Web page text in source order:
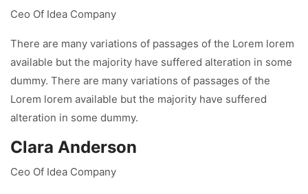
Ceo Of Idea Company
There are many variations of passages of the Lorem lorem
available but the majority have suffered alteration in some
dummy. There are many variations of passages of the
Lorem lorem available but the majority have suffered
alteration in some dummy.
Clara Anderson
Ceo Of Idea Company